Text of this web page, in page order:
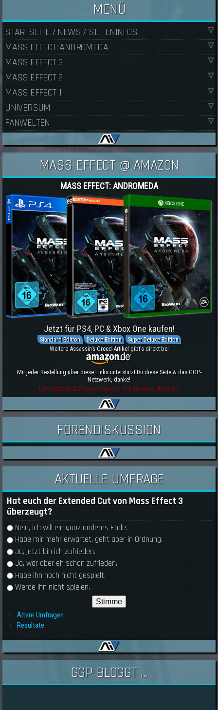
MENÜ
STARTSEITE / NEWS / SEITENINFOS
MASS EFFECT: ANDROMEDA
MASS EFFECT 3
MASS EFFECT 2
MASS EFFECT 1
UNIVERSUM
FANWELTEN
MASS EFFECT @ AMAZON
MASS EFFECT: ANDROMEDA
Jetzt für PS4, PC & Xbox One kaufen!
Standard Edition Deluxe Edition
Super Deluxe Edition
Weitere Assassin's Creed-Artikel gibt's direkt bei
Mit jeder Bestellung über diese Links unterstützt Du diese Seite & das GGP-
Netzwerk, danke!
Unterstütze GGP automatisch mit Browser AddOn's
FORENDISKUSSION
AKTUELLE UMFRAGE
Hat euch der Extended Cut von Mass Effect 3
überzeugt?
Auswahlmöglichkeiten
Nein, ich will ein ganz anderes Ende.
Habe mir mehr erwartet, geht aber in Ordnung.
Ja, jetzt bin ich zufrieden.
Ja, war aber eh schon zufrieden.
Habe ihn noch nicht gespielt.
Werde ihn nicht spielen.
Ältere Umfragen
Resultate
GGP BLOGGT ...